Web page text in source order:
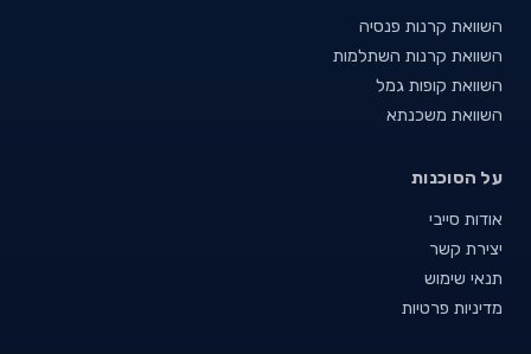
השוואת קרנות פנסיה
השוואת קרנות השתלמות
השוואת קופות גמל
השוואת משכנתא
על הסוכנות
אודות סייבי
יצירת קשר
תנאי שימוש
מדיניות פרטיות